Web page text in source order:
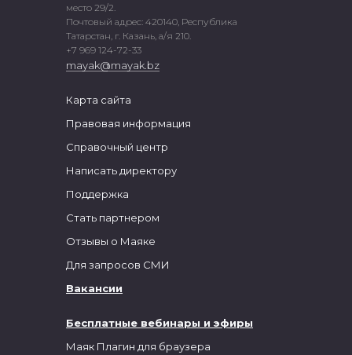
место 29/2.
Почтовый адрес: 420140, Республика
Татарстан, г. Казань, а/я 210.
+7 969 124-72-33
mayak@mayak.bz
Бесплатные вебинары и эфиры
Маяк Плагин для браузера
Карта сайта
Правовая информация
Справочный центр
Написать директору
Поддержка
Стать партнером
Отзывы о Маяке
Для запросов СМИ
Вакансии